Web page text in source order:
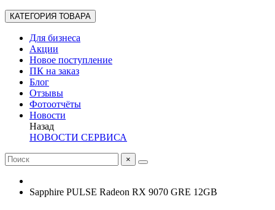
КАТЕГОРИЯ ТОВАРА
Для бизнеса
Акции
Новое поступление
ПК на заказ
Блог
Отзывы
Фотоотчёты
Новости
Назад
НОВОСТИ СЕРВИСА
×
Sapphire PULSE Radeon RX 9070 GRE 12GB